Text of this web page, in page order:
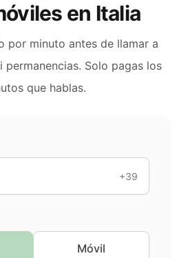
en Italia
por minuto antes de llamar a
permanencias. Solo pagas los
que hablas.
+39
Móvil